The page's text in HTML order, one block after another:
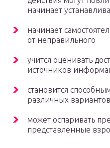
начинает
начинает
от неправильного
учится оценивать
источников
становится
различных вариантов
может оспаривать
представленные